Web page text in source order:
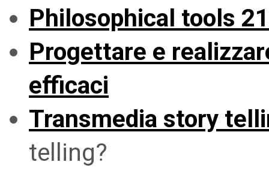
Philosophical tools
Progettare e
efficaci
Transmedia story
telling?